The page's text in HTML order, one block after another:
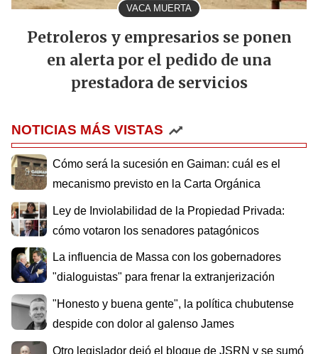
VACA MUERTA
Petroleros y empresarios se ponen
en alerta por el pedido de una
prestadora de servicios
NOTICIAS MÁS VISTAS
Cómo será la sucesión en Gaiman: cuál es el
mecanismo previsto en la Carta Orgánica
Ley de Inviolabilidad de la Propiedad Privada:
cómo votaron los senadores patagónicos
La influencia de Massa con los gobernadores
"dialoguistas" para frenar la extranjerización
"Honesto y buena gente", la política chubutense
despide con dolor al galenso James
Otro legislador dejó el bloque de JSRN y se sumó